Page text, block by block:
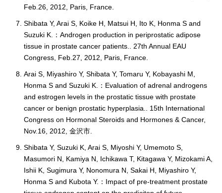
Feb.26, 2012, Paris, France.
Shibata Y, Arai S, Koike H, Matsui H, Ito K, Honma S and
Suzuki K.：Androgen production in periprostatic adipose
tissue in prostate cancer patients.. 27th Annual EAU
Congress, Feb.27, 2012, Paris, France.
Arai S, Miyashiro Y, Shibata Y, Tomaru Y, Kobayashi M,
Honma S and Suzuki K.：Evaluation of adrenal androgens
and estrogen levels in the prostatic tissue with prostate
cancer or benign prostatic hyperplasia.. 15th International
Congress on Hormonal Steroids and Hormones & Cancer,
Nov.16, 2012, 金沢市.
Shibata Y, Suzuki K, Arai S, Miyoshi Y, Umemoto S,
Masumori N, Kamiya N, Ichikawa T, Kitagawa Y, Mizokami A,
Ishii K, Sugimura Y, Nonomura N, Sakai H, Miyashiro Y,
Honma S and Kubota Y.：Impact of pre-treatment prostate